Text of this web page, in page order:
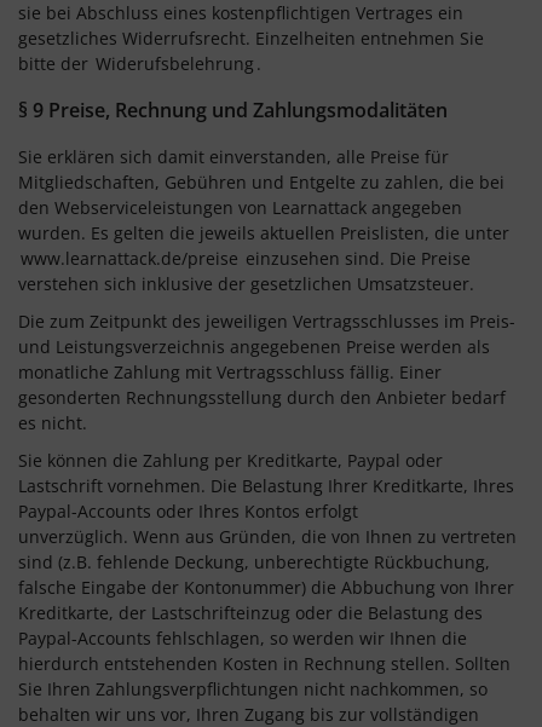
sie bei Abschluss eines kostenpflichtigen Vertrages ein
gesetzliches Widerrufsrecht. Einzelheiten entnehmen Sie
bitte der Widerufsbelehrung .
§ 9 Preise, Rechnung und Zahlungsmodalitäten
Sie erklären sich damit einverstanden, alle Preise für
Mitgliedschaften, Gebühren und Entgelte zu zahlen, die bei
den Webserviceleistungen von Learnattack angegeben
wurden. Es gelten die jeweils aktuellen Preislisten, die unter
www.learnattack.de/preise einzusehen sind. Die Preise
verstehen sich inklusive der gesetzlichen Umsatzsteuer.
Die zum Zeitpunkt des jeweiligen Vertragsschlusses im Preis-
und Leistungsverzeichnis angegebenen Preise werden als
monatliche Zahlung mit Vertragsschluss fällig. Einer
gesonderten Rechnungsstellung durch den Anbieter bedarf
es nicht.
Sie können die Zahlung per Kreditkarte, Paypal oder
Lastschrift vornehmen. Die Belastung Ihrer Kreditkarte, Ihres
Paypal-Accounts oder Ihres Kontos erfolgt
unverzüglich. Wenn aus Gründen, die von Ihnen zu vertreten
sind (z.B. fehlende Deckung, unberechtigte Rückbuchung,
falsche Eingabe der Kontonummer) die Abbuchung von Ihrer
Kreditkarte, der Lastschrifteinzug oder die Belastung des
Paypal-Accounts fehlschlagen, so werden wir Ihnen die
hierdurch entstehenden Kosten in Rechnung stellen. Sollten
Sie Ihren Zahlungsverpflichtungen nicht nachkommen, so
behalten wir uns vor, Ihren Zugang bis zur vollständigen